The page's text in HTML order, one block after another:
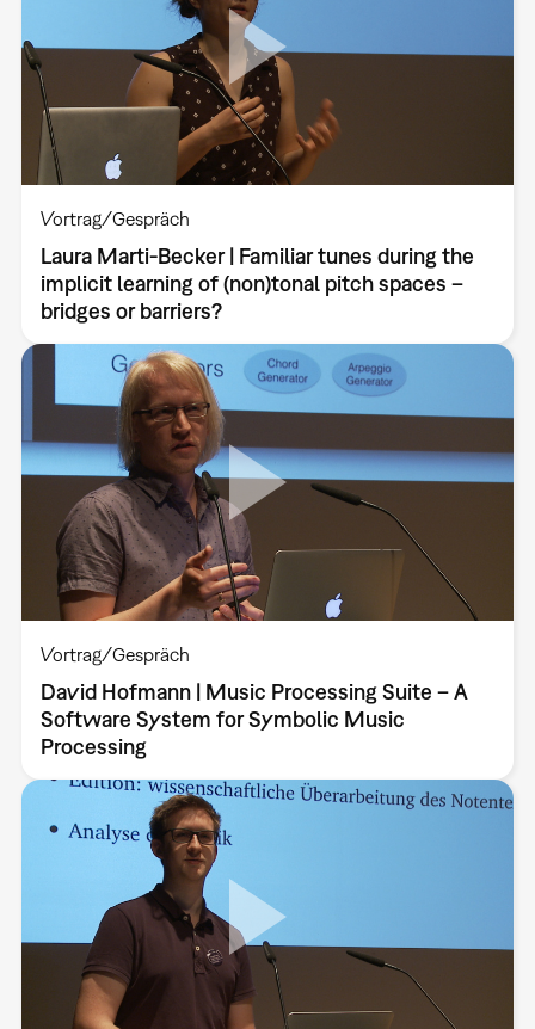
Vortrag/Gespräch
Laura Marti-Becker | Familiar tunes during the
implicit learning of (non)tonal pitch spaces –
bridges or barriers?
Vortrag/Gespräch
David Hofmann | Music Processing Suite – A
Software System for Symbolic Music
Processing